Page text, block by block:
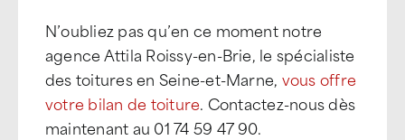
N’oubliez pas qu’en ce moment notre
agence Attila Roissy-en-Brie, le spécialiste
des toitures en Seine-et-Marne, vous offre
votre bilan de toiture. Contactez-nous dès
maintenant au 01 74 59 47 90.